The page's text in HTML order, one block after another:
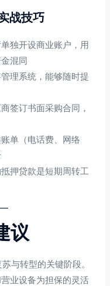
战技巧
单独开设商业账户，用
混同
理系统，能够随时提
签订书面采购合同，
单（电话费、网络
抵押贷款是短期周转工
议
与转型的关键阶段。
业设备为担保的灵活